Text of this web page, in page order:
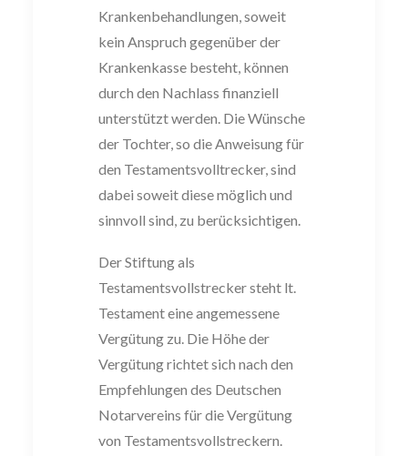
Krankenbehandlungen, soweit
kein Anspruch gegenüber der
Krankenkasse besteht, können
durch den Nachlass finanziell
unterstützt werden. Die Wünsche
der Tochter, so die Anweisung für
den Testamentsvolltrecker, sind
dabei soweitdiesemöglich und
sinnvoll sind, zu berücksichtigen.
Der Stiftung als
Testamentsvollstrecker steht lt.
Testament eine angemessene
Vergütung zu. Die Höhe der
Vergütung richtet sich nach den
Empfehlungen des Deutschen
Notarvereins für die Vergütung
von Testamentsvollstreckern.